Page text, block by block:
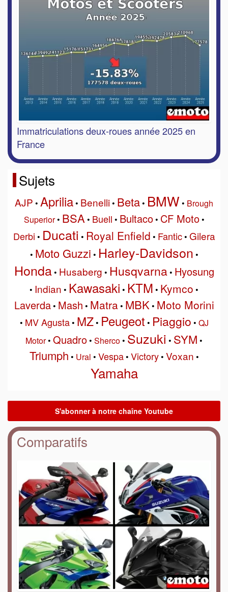
Immatriculations deux-roues année 2025 en
France
Sujets
AJP • Aprilia• Benelli• Beta• BMW • Brough
Superior• BSA• Buell • Bultaco• CF Moto•
Derbi • Ducati • Royal Enfield • Fantic• Gilera
• Moto Guzzi • Harley-Davidson •
Honda• Husaberg • Husqvarna• Hyosung
• Indian • Kawasaki • KTM • Kymco •
Laverda• Mash • Matra• MBK• Moto Morini
• MV Agusta• MZ• Peugeot • Piaggio • QJ
Motor• Quadro• Sherco• Suzuki • SYM •
Triumph • Ural • Vespa• Victory• Voxan •
Yamaha
Comparatifs